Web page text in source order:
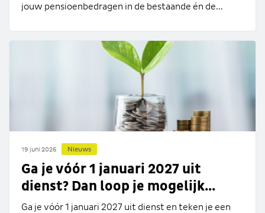
jouw pensioenbedragen in de bestaande én de...
19 juni 2026 Nieuws
Ga je vóór 1 januari 2027 uit
dienst? Dan loop je mogelijk...
Ga je vóór 1 januari 2027 uit dienst en teken je een